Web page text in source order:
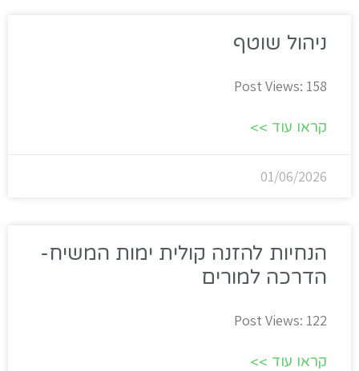
ניהול שוטף
Post Views: 158
קראו עוד >>
01/06/2026
הנחיות להזנה קולית ימות המשיח-
הדרכה למורים
Post Views: 122
קראו עוד >>